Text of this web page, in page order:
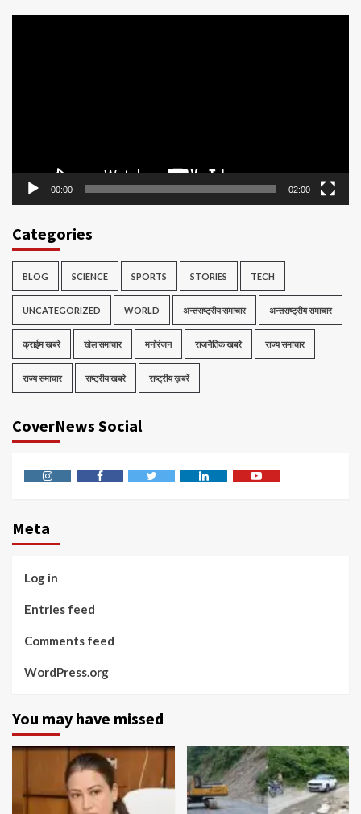
00:00 02:00
Categories
BLOG SCIENCE SPORTS STORIES TECH
UNCATEGORIZED WORLD अन्तराष्ट्रीय समाचार अन्तराष्ट्रीय समाचार
क्राईम खबरे खेल समाचार मनोरंजन राजनैतिक खबरे राज्य समाचार
राज्य समाचार राष्ट्रीय खबरे राष्ट्रीय ख़बरें
CoverNews Social
Meta
Log in
Entries feed
Comments feed
WordPress.org
You may have missed